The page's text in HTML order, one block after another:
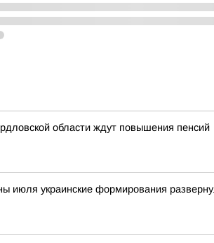
области ждут повышения пенсий
июля украинские формирования